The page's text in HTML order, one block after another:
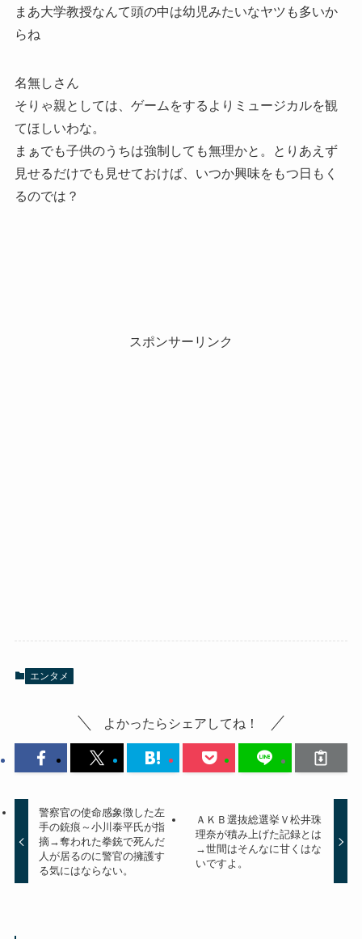
まあ大学教授なんて頭の中は幼児みたいなヤツも多いか
らね
名無しさん
そりゃ親としては、ゲームをするよりミュージカルを観
てほしいわな。
まぁでも子供のうちは強制しても無理かと。とりあえず
見せるだけでも見せておけば、いつか興味をもつ日もく
るのでは？
スポンサーリンク
エンタメ
よかったらシェアしてね！
警察官の使命感象徴した左
手の銃痕～小川泰平氏が指
摘→奪われた拳銃で死んだ
人が居るのに警官の擁護す
る気にはならない。
ＡＫＢ選抜総選挙Ｖ松井珠
理奈が積み上げた記録とは
→世間はそんなに甘くはな
いですよ。